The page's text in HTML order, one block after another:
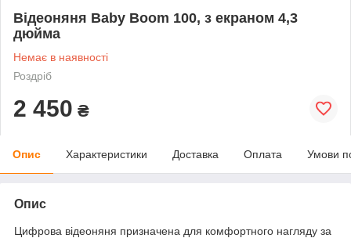
Відеоняня Baby Boom 100, з екраном 4,3
дюйма
Немає в наявності
Роздріб
2 450 ₴
Опис Характеристики Доставка Оплата Умови
Опис
Цифрова відеоняня призначена для комфортного нагляду за